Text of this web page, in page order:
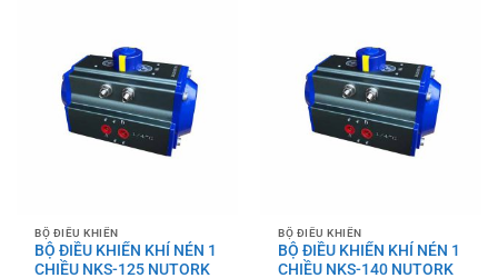
BỘ ĐIỀU KHIỂN
BỘ ĐIỀU KHIỂN KHÍ NÉN 1
CHIỀU NKS-125 NUTORK
BỘ ĐIỀU KHIỂN
BỘ ĐIỀU KHIỂN KHÍ NÉN 1
CHIỀU NKS-140 NUTORK